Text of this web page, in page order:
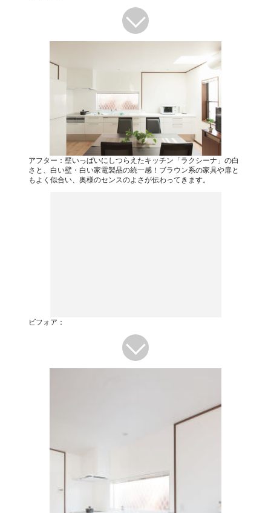
アフター：壁いっぱいにしつらえたキッチン「ラクシーナ」の白
さと、白い壁・白い家電製品の統一感！ブラウン系の家具や扉と
もよく似合い、奥様のセンスのよさが伝わってきます。
ビフォア：